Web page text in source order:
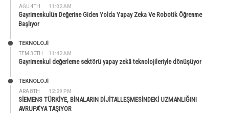
AĞU 4TH 11:02 AM
Gayrimenkulün Değerine Giden Yolda Yapay Zeka Ve Robotik Öğrenme
Başlıyor
TEM 30TH 11:42 AM
TEKNOLOJİ
Gayrimenkul değerleme sektörü yapay zekâ teknolojileriyle dönüşüyor
ARA 8TH 12:29 PM
TEKNOLOJİ
SİEMENS TÜRKİYE, BİNALARIN DİJİTALLEŞMESİNDEKİ UZMANLIĞINI
AVRUPA’YA TAŞIYOR